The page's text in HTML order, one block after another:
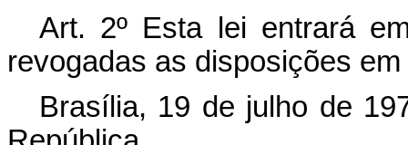
Art. 2º Esta lei entrará
revogadas as disposições
Brasília, 19 de julho de